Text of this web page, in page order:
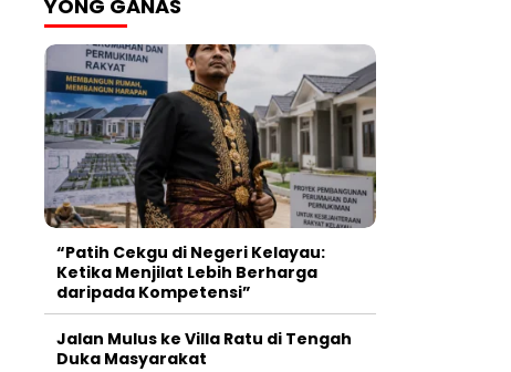
YONG GANAS
“Patih Cekgu di Negeri Kelayau:
Ketika Menjilat Lebih Berharga
daripada Kompetensi”
Jalan Mulus ke Villa Ratu di Tengah
Duka Masyarakat